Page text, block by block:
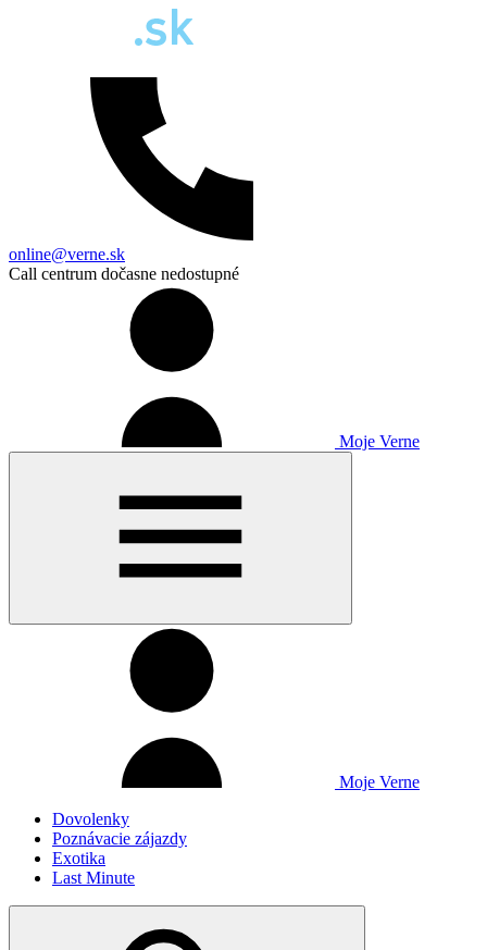
online@verne.sk
Call centrum dočasne nedostupné
Moje Verne
Moje Verne
Dovolenky
Poznávacie zájazdy
Exotika
Last Minute